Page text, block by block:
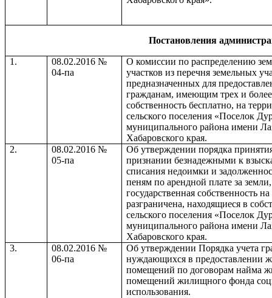
Постановления
1.
08.02.2016 №
04-па
О комиссии по распределению
участков из перечня земельных
предназначенных для
гражданам, имеющим трех и
собственность бесплатно, на
сельского поселения «Поселок
муниципального района имени
Хабаровского края.
2.
08.02.2016 №
05-па
Об утверждении порядка
признании безнадежными к
списания недоимки и
пеням по арендной плате за земли,
государственная собственность
разграничена, находящиеся в
сельского поселения «Поселок
муниципального района имени
Хабаровского края.
3.
08.02.2016 №
06-па
Об утверждении Порядка учета
нуждающихся в предоставлении
помещений по договорам найма
помещений жилищного фонда
использования.